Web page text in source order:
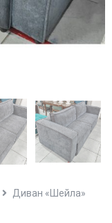
Диван «Шейла»